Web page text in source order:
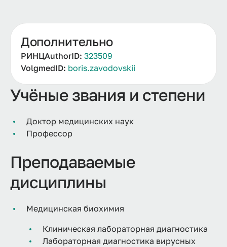
Учёные звания и степени
Доктор медицинских наук
Профессор
Преподаваемые
дисциплины
Медицинская биохимия
Клиническая лабораторная диагностика
Лабораторная диагностика вирусных
Дополнительно
РИНЦAuthorID: 323509
VolgmedID: boris.zavodovskii